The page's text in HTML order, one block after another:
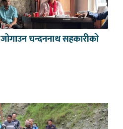
चन्दननाथ सहकारीको